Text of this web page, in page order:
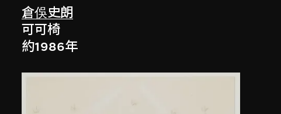
倉俁史朗
可可椅
約1986年